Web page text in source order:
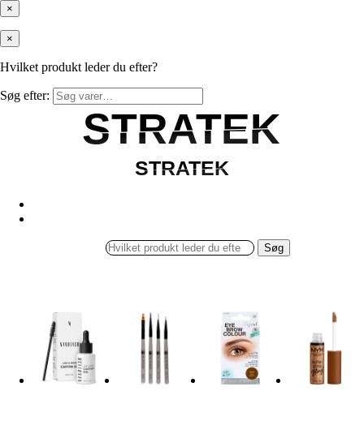
×
×
Hvilket produkt leder du efter?
Søg efter:
STRATEK
STRATEK
STRATEK
STRATEK
Søg